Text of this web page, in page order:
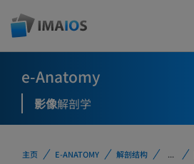
e-Anatomy
影像解剖学
主页 E-ANATOMY 解剖结构 ...